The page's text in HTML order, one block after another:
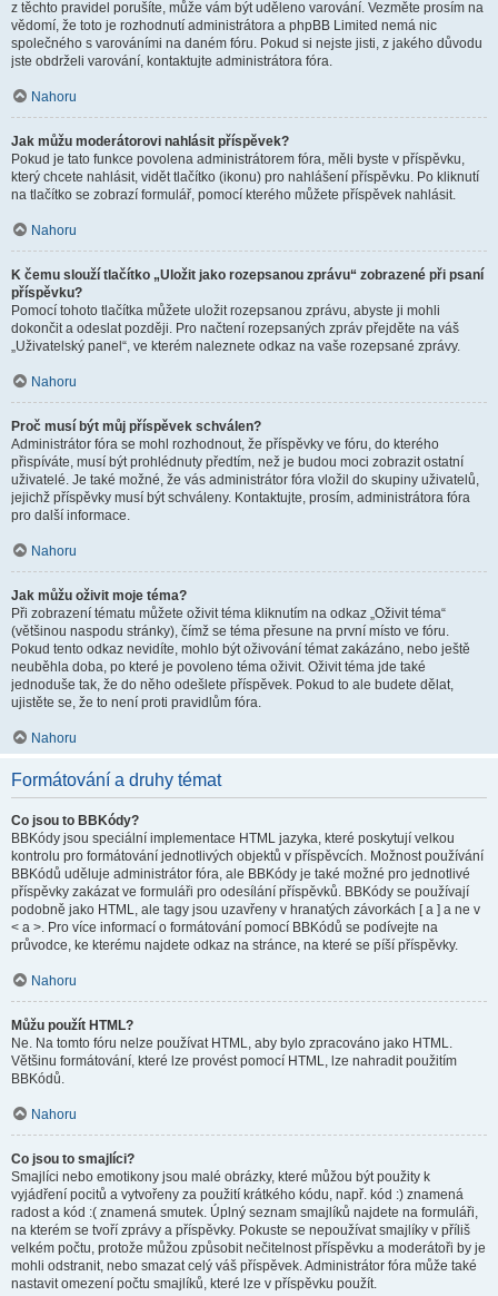
z těchto pravidel porušíte, může vám být uděleno varování. Vezměte prosím na
vědomí, že toto je rozhodnutí administrátora a phpBB Limited nemá nic
společného s varováními na daném fóru. Pokud si nejste jisti, z jakého důvodu
jste obdrželi varování, kontaktujte administrátora fóra.
Nahoru
Jak můžu moderátorovi nahlásit příspěvek?
Pokud je tato funkce povolena administrátorem fóra, měli byste v příspěvku,
který chcete nahlásit, vidět tlačítko (ikonu) pro nahlášení příspěvku. Po kliknutí
na tlačítko se zobrazí formulář, pomocí kterého můžete příspěvek nahlásit.
Nahoru
K čemu slouží tlačítko „Uložit jako rozepsanou zprávu“ zobrazené při psaní
příspěvku?
Pomocí tohoto tlačítka můžete uložit rozepsanou zprávu, abyste ji mohli
dokončit a odeslat později. Pro načtení rozepsaných zpráv přejděte na váš
„Uživatelský panel“, ve kterém naleznete odkaz na vaše rozepsané zprávy.
Nahoru
Proč musí být můj příspěvek schválen?
Administrátor fóra se mohl rozhodnout, že příspěvky ve fóru, do kterého
přispíváte, musí být prohlédnuty předtím, než je budou moci zobrazit ostatní
uživatelé. Je také možné, že vás administrátor fóra vložil do skupiny uživatelů,
jejichž příspěvky musí být schváleny. Kontaktujte, prosím, administrátora fóra
pro další informace.
Nahoru
Jak můžu oživit moje téma?
Při zobrazení tématu můžete oživit téma kliknutím na odkaz „Oživit téma“
(většinou naspodu stránky), čímž se téma přesune na první místo ve fóru.
Pokud tento odkaz nevidíte, mohlo být oživování témat zakázáno, nebo ještě
neuběhla doba, po které je povoleno téma oživit. Oživit téma jde také
jednoduše tak, že do něho odešlete příspěvek. Pokud to ale budete dělat,
ujistěte se, že to není proti pravidlům fóra.
Nahoru
Formátování a druhy témat
Co jsou to BBKódy?
BBKódy jsou speciální implementace HTML jazyka, které poskytují velkou
kontrolu pro formátování jednotlivých objektů v příspěvcích. Možnost používání
BBKódů uděluje administrátor fóra, ale BBKódy je také možné pro jednotlivé
příspěvky zakázat ve formuláři pro odesílání příspěvků. BBKódy se používají
podobně jako HTML, ale tagy jsou uzavřeny v hranatých závorkách [ a ] a ne v
< a >. Pro více informací o formátování pomocí BBKódů se podívejte na
průvodce, ke kterému najdete odkaz na stránce, na které se píší příspěvky.
Nahoru
Můžu použít HTML?
Ne. Na tomto fóru nelze používat HTML, aby bylo zpracováno jako HTML.
Většinu formátování, které lze provést pomocí HTML, lze nahradit použitím
BBKódů.
Nahoru
Co jsou to smajlíci?
Smajlíci nebo emotikony jsou malé obrázky, které můžou být použity k
vyjádření pocitů a vytvořeny za použití krátkého kódu, např. kód :) znamená
radost a kód :( znamená smutek. Úplný seznam smajlíků najdete na formuláři,
na kterém se tvoří zprávy a příspěvky. Pokuste se nepoužívat smajlíky v příliš
velkém počtu, protože můžou způsobit nečitelnost příspěvku a moderátoři by je
mohli odstranit, nebo smazat celý váš příspěvek. Administrátor fóra může také
nastavit omezení počtu smajlíků, které lze v příspěvku použít.